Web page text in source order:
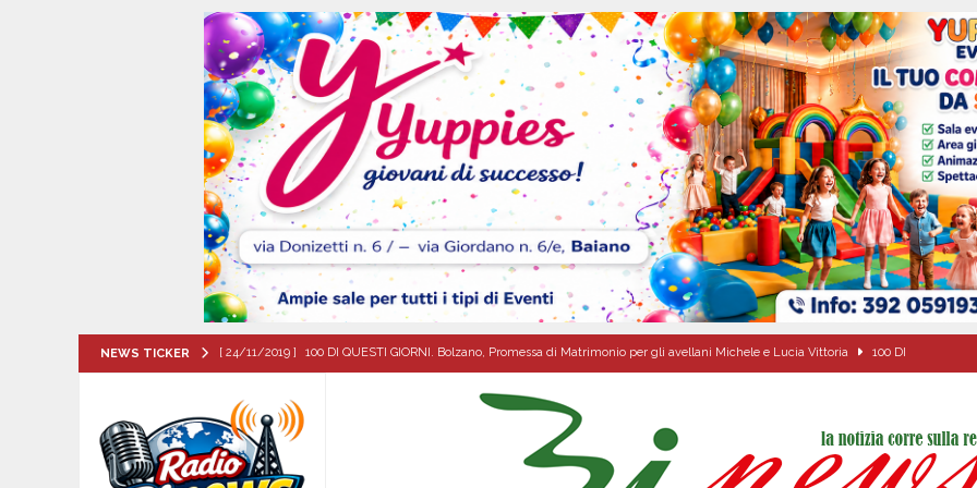
NEWS TICKER [ 24/11/2019 ] 100 DI QUESTI GIORNI. Bolzano, Promessa di Matrimonio per gli avellani Michele e Lucia Vittoria 100 DI
[ 07/08/2026 ] Visciano celebra Padre Arturo D’Onofrio: due giorni di fede nel ricordo del fondatore
MANIFESTAZIONI